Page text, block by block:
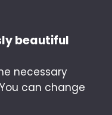
beautiful
necessary
can change